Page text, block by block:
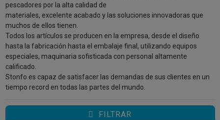
pescadores por la alta calidad de
materiales, excelente acabado y las soluciones innovadoras que
muchos de ellos tienen.
Todos los artículos se producen en la empresa, desde el diseño
hasta la fabricación hasta el embalaje final, utilizando equipos
especiales, maquinaria sofisticada con personal altamente
calificado.
Stonfo es capaz de satisfacer las demandas de sus clientes en un
tiempo record en todas las partes del mundo.
FILTRAR